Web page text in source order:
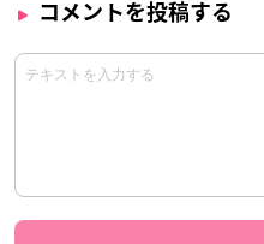
コメントを投稿する